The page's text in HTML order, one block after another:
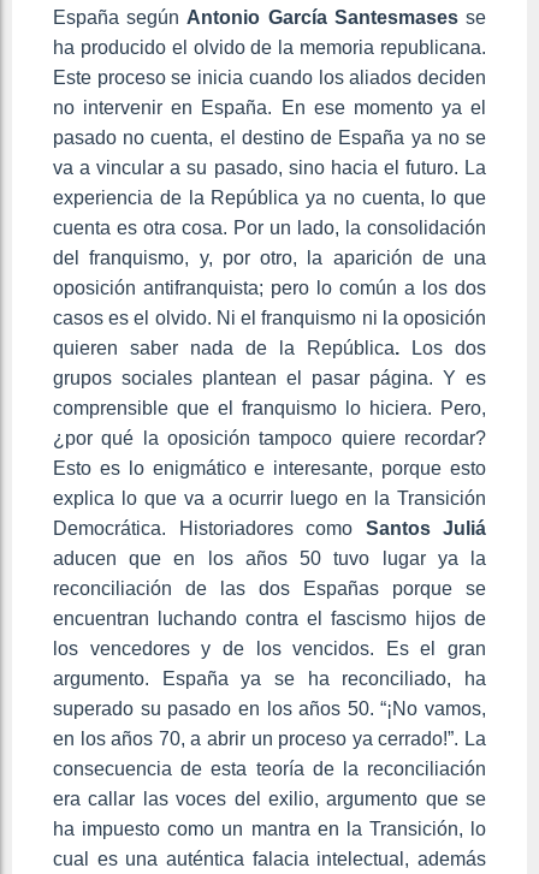
España según Antonio García Santesmasesse
ha producido el olvido de la memoria republicana.
Este proceso se inicia cuando los aliados deciden
no intervenir en España. En ese momento ya el
pasado no cuenta, el destino de España ya no se
va a vincular a su pasado, sino hacia el futuro. La
experiencia de la República ya no cuenta, lo que
cuenta es otra cosa. Por un lado, la consolidación
del franquismo, y, por otro, la aparición de una
oposición antifranquista; pero lo común a los dos
casos es el olvido. Ni el franquismo ni la oposición
quieren saber nada de la República. Los dos
grupos sociales plantean el pasar página. Y es
comprensible que el franquismo lo hiciera. Pero,
¿por qué la oposición tampoco quiere recordar?
Esto es lo enigmático e interesante, porque esto
explica lo que va a ocurrir luego en la Transición
Democrática. Historiadores como Santos Juliá
aducen que en los años 50 tuvo lugar ya la
reconciliación de las dos Españas porque se
encuentran luchando contra el fascismo hijos de
los vencedores y de los vencidos. Es el gran
argumento. España ya se ha reconciliado, ha
superado su pasado en los años 50. “¡No vamos,
en los años 70, a abrir un proceso ya cerrado!”. La
consecuencia de esta teoría de la reconciliación
era callar las voces del exilio, argumento que se
ha impuesto como un mantra en la Transición, lo
cual es una auténtica falacia intelectual, además